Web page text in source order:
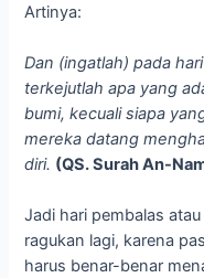
Artinya:
Dan (ingatlah) pada
terkejutlah apa yang
bumi, kecuali siapa
mereka datang
diri. (QS. Surah An-
Jadi hari pembalas
ragukan lagi, karena
harus benar-benar